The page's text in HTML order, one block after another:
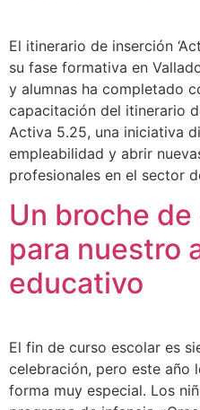
El itinerario de inserción
su fase formativa en
y alumnas ha completado
capacitación del itinerario
Activa 5.25, una iniciativa
empleabilidad y abrir
profesionales en el sector
Un broche
para nuestro
educativo
El fin de curso escolar es
celebración, pero este año
forma muy especial. Los